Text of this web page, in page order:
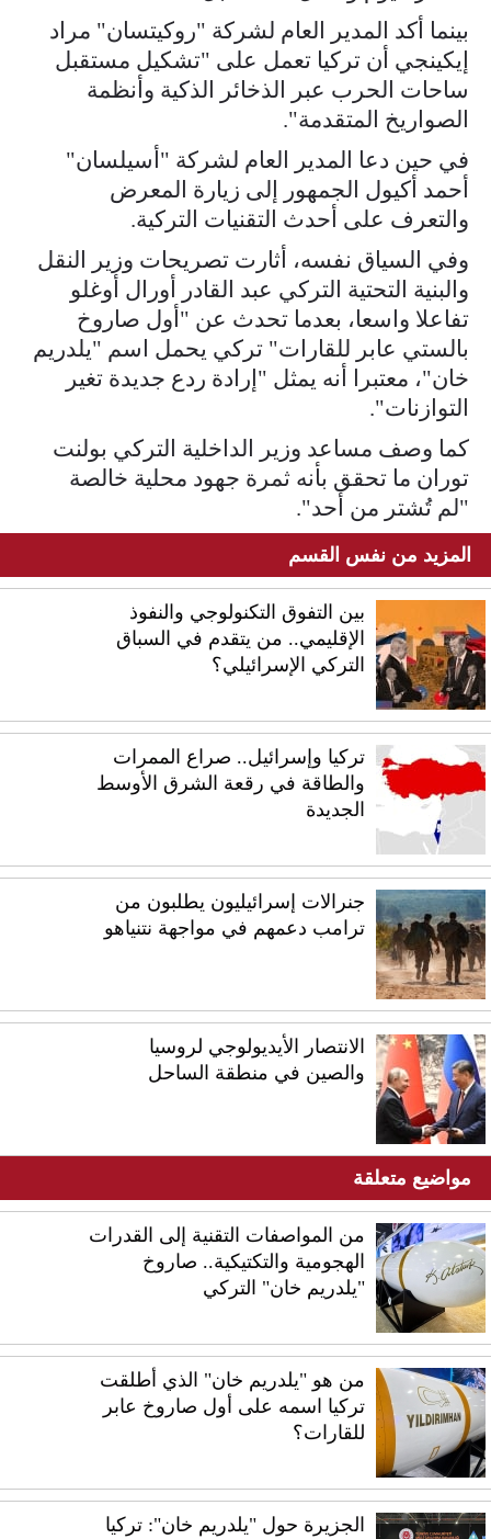
بينما أكد المدير العام لشركة "روكيتسان" مراد
إيكينجي أن تركيا تعمل على "تشكيل مستقبل
ساحات الحرب عبر الذخائر الذكية وأنظمة
الصواريخ المتقدمة".
في حين دعا المدير العام لشركة "أسيلسان"
أحمد أكيول الجمهور إلى زيارة المعرض
والتعرف على أحدث التقنيات التركية.
وفي السياق نفسه، أثارت تصريحات وزير النقل
والبنية التحتية التركي عبد القادر أورال أوغلو
تفاعلا واسعا، بعدما تحدث عن "أول صاروخ
بالستي عابر للقارات" تركي يحمل اسم "يلدريم
خان"، معتبرا أنه يمثل "إرادة ردع جديدة تغير
التوازنات".
كما وصف مساعد وزير الداخلية التركي بولنت
توران ما تحقق بأنه ثمرة جهود محلية خالصة
"لم تُشتر من أحد".
المزيد من نفس القسم
بين التفوق التكنولوجي والنفوذ
الإقليمي.. من يتقدم في السباق
التركي الإسرائيلي؟
تركيا وإسرائيل.. صراع الممرات
والطاقة في رقعة الشرق الأوسط
الجديدة
جنرالات إسرائيليون يطلبون من
ترامب دعمهم في مواجهة نتنياهو
الانتصار الأيديولوجي لروسيا
والصين في منطقة الساحل
مواضيع متعلقة
من المواصفات التقنية إلى القدرات
الهجومية والتكتيكية.. صاروخ
"يلدريم خان" التركي
من هو "يلدريم خان" الذي أطلقت
تركيا اسمه على أول صاروخ عابر
للقارات؟
الجزيرة حول "يلدريم خان": تركيا